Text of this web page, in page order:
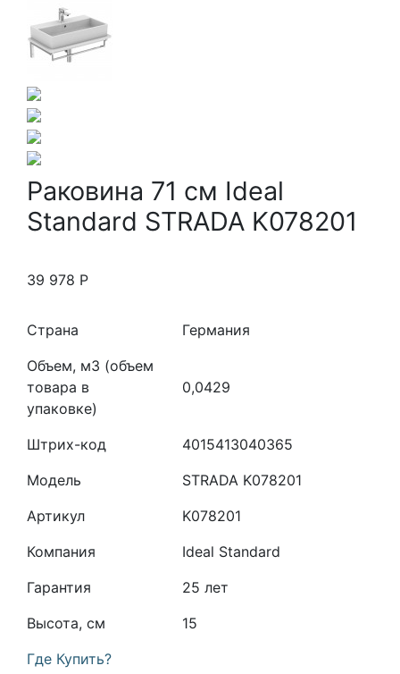
Раковина 71 см Ideal
Standard STRADA K078201
39 978 Р
Страна
Германия
Объем, м3 (объем
товара в
упаковке)
0,0429
Штрих-код
4015413040365
Модель
STRADA K078201
Артикул
K078201
Компания
Ideal Standard
Гарантия
25 лет
Высота, см
15
Где Купить?